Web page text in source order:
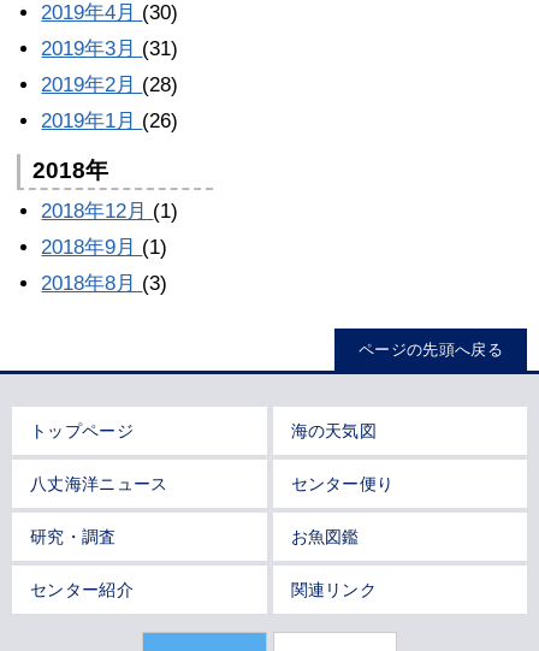
2019年4月 (30)
2019年3月 (31)
2019年2月 (28)
2019年1月 (26)
2018年
2018年12月 (1)
2018年9月 (1)
2018年8月 (3)
ページの先頭へ戻る
トップページ 海の天気図
八丈海洋ニュース センター便り
研究・調査 お魚図鑑
センター紹介 関連リンク